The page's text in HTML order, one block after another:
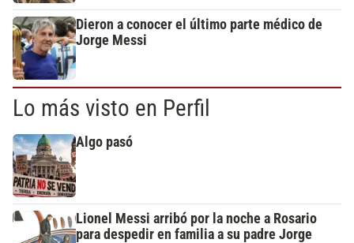
Dieron a conocer el último parte médico de
Jorge Messi
Lo más visto en Perfil
Algo pasó
Lionel Messi arribó por la noche a Rosario
para despedir en familia a su padre Jorge